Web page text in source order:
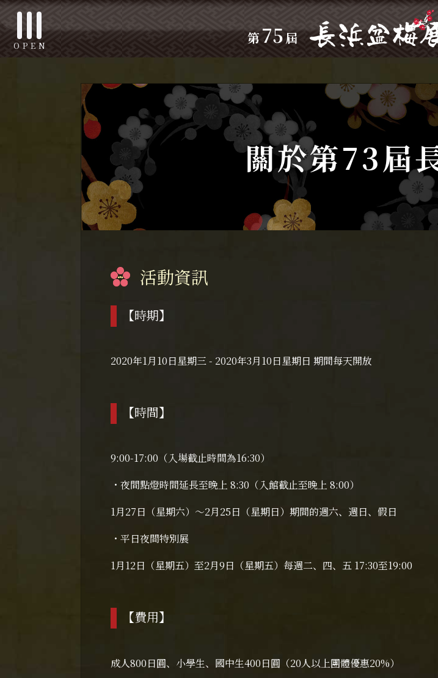
OPEN 第75屆
關於第73屆
活動資訊
【時期】
2020年1月10日星期三 - 2020年3月10日星期日 期間每天開放
【時間】
9:00-17:00（入場截止時間為16:30）
・夜間點燈時間延長至晚上 8:30（入館截止至晚上 8:00）
1月27日（星期六）～2月25日（星期日）期間的週六、週日、假日
・平日夜間特別展
1月12日（星期五）至2月9日（星期五）每週二、四、五 17:30至19:00
【費用】
成人800日圓、小學生、國中生400日圓（20人以上團體優惠20%）